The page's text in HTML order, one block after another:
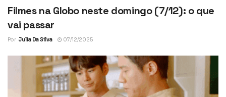
Filmes na Globo neste domingo (7/12): o que
vai passar
Por Julia Da Silva 07/12/2025